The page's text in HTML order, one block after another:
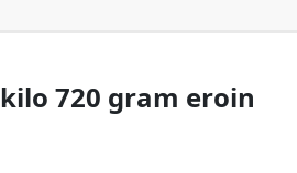
720 gram eroin